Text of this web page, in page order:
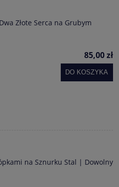
Złote Serca na Grubym
85,00 zł
DO KOSZYKA
na Sznurku Stal | Dowolny